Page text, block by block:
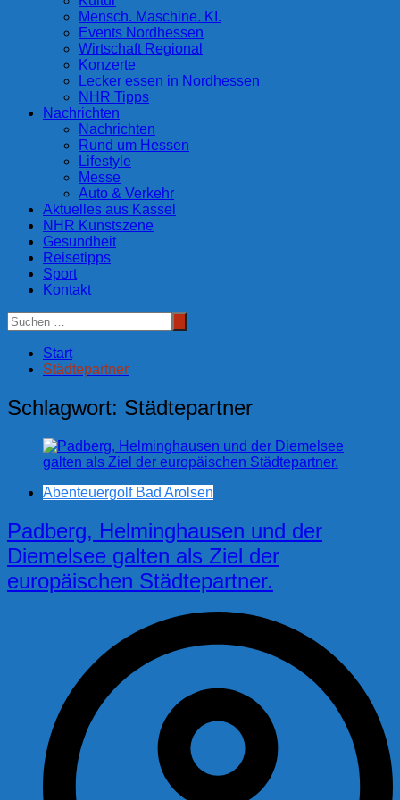
Mensch. Maschine. KI.
Events Nordhessen
Wirtschaft Regional
Konzerte
Lecker essen in Nordhessen
NHR Tipps
Nachrichten
Nachrichten
Rund um Hessen
Lifestyle
Messe
Auto & Verkehr
Aktuelles aus Kassel
NHR Kunstszene
Gesundheit
Reisetipps
Sport
Kontakt
Start
Städtepartner
Schlagwort: Städtepartner
Abenteuergolf Bad Arolsen
Padberg, Helminghausen und der
Diemelsee galten als Ziel der
europäischen Städtepartner.